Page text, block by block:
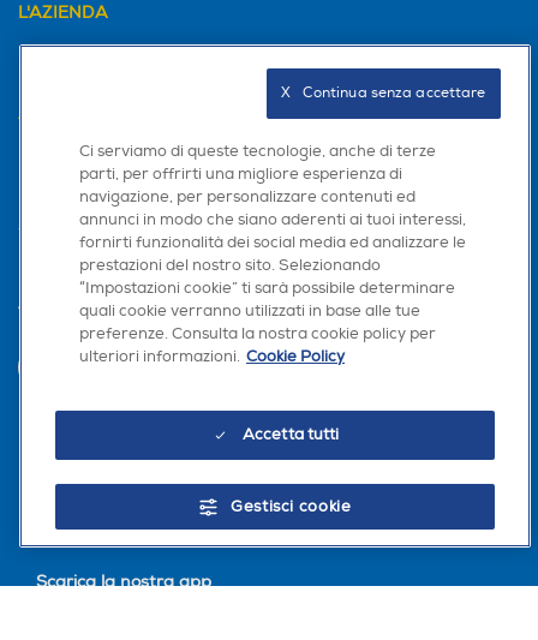
L'AZIENDA
AREA CLIENTI
Trova negozio
Seguici sui social
Scarica la nostra app
Ci serviamo di queste tecnologie, anche di terze
parti, per offrirti una migliore esperienza di
navigazione, per personalizzare contenuti ed
annunci in modo che siano aderenti ai tuoi interessi,
fornirti funzionalità dei social media ed analizzare le
prestazioni del nostro sito. Selezionando
“Impostazioni cookie” ti sarà possibile determinare
quali cookie verranno utilizzati in base alle tue
preferenze. Consulta la nostra cookie policy per
ulteriori informazioni. Cookie Policy
Accetta tutti
Gestisci cookie
X   Continua senza accettare